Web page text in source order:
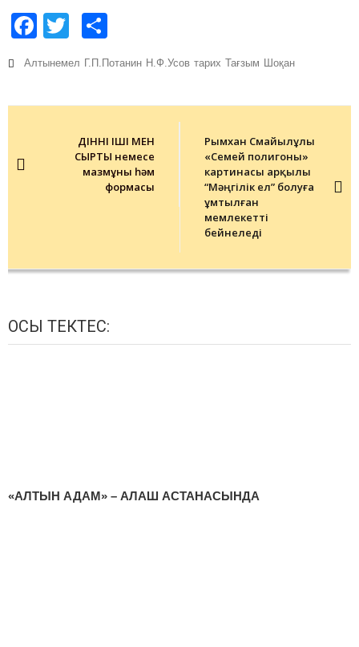
Facebook
Twitter
Алтынемел Г.П.Потанин Н.Ф.Усов тарих Тағзым Шоқан
navigationДІННІҢ ІШІ МЕН
СЫРТЫ немесе
мазмұны һәм
формасы
Рымхан Смайылұлы
«Семей полигоны»
картинасы арқылы
“Мәңгілік ел” болуға
ұмтылған
мемлекетті
бейнеледі
ОСЫ ТЕКТЕС:
«АЛТЫН АДАМ» – АЛАШ АСТАНАСЫНДА